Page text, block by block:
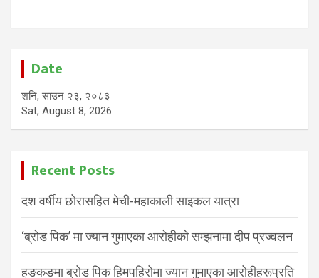
Date
शनि, साउन २३, २०८३
Sat, August 8, 2026
Recent Posts
दश वर्षीय छोरासहित मेची-महाकाली साइकल यात्रा
‘ब्रोड पिक’ मा ज्यान गुमाएका आरोहीको सम्झनामा दीप प्रज्वलन
हङकङमा ब्रोड पिक हिमपहिरोमा ज्यान गुमाएका आरोहीहरूप्रति